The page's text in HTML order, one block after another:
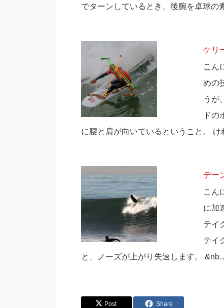
でターンしているとき、後腕を卓球の
ケリ
こん
めの
うが
ドの
に腰と肩が向いているということ。
デー
こん
に加
テイ
テイ
と、ノーズが上がり失速します。
Post Share